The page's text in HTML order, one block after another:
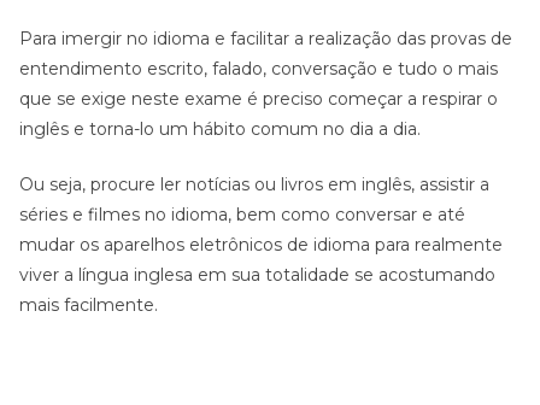
Para imergir no idioma e facilitar a realização das provas de
entendimento escrito, falado, conversação e tudo o mais
que se exige neste exame é preciso começar a respirar o
inglês e torna-lo um hábito comum no dia a dia.
Ou seja, procure ler notícias ou livros em inglês, assistir a
séries e filmes no idioma, bem como conversar e até
mudar os aparelhos eletrônicos de idioma para realmente
viver a língua inglesa em sua totalidade se acostumando
mais facilmente.